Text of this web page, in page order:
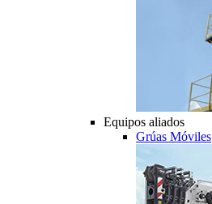
Equipos aliados
Grúas Móviles